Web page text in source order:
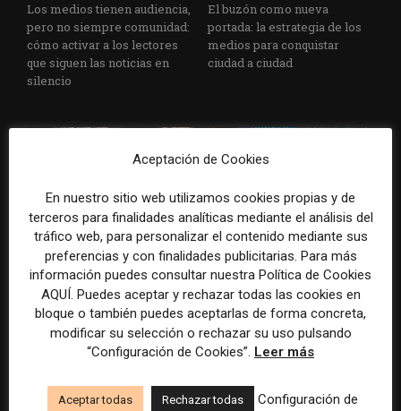
Los medios tienen audiencia,
pero no siempre comunidad:
cómo activar a los lectores
que siguen las noticias en
silencio
El buzón como nueva
portada: la estrategia de los
medios para conquistar
ciudad a ciudad
Cómo adelantarse a los
resúmenes con IA de Google
en las noticias de última hora:
el ejemplo de USA Today
durante el Mundial de...
Cuando el lector ya no llega
al medio, el medio tiene que
llegar a sus rutinas
Aceptación de Cookies
En nuestro sitio web utilizamos cookies propias y de
terceros para finalidades analíticas mediante el análisis del
tráfico web, para personalizar el contenido mediante sus
preferencias y con finalidades publicitarias. Para más
información puedes consultar nuestra Política de Cookies
AQUÍ. Puedes aceptar y rechazar todas las cookies en
bloque o también puedes aceptarlas de forma concreta,
modificar su selección o rechazar su uso pulsando
“Configuración de Cookies”. Leer más
Aceptar todas Rechazar todas
Configuración de